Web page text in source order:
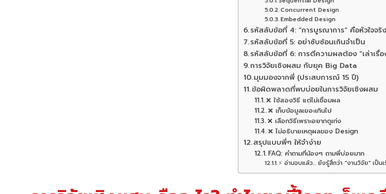
Concurrent Design
Embedded Design
รหัสลับข้อที่ 4: “การบูรณาการ” คือหัวใจจริ
รหัสลับข้อที่ 5: อย่าซับซ้อนเกินจำเป็น
รหัสลับข้อที่ 6: การตีความผลต้อง “เล่าเรื่อ
การวิจัยเชิงผสม กับยุค Big Data
มุมมองจากพี่ (ประสบการณ์ 15 ปี)
ข้อผิดพลาดที่พบบ่อยในการวิจัยเชิงผสม
❌ ใช้สองวิธี แต่ไม่เชื่อมผล
❌ เก็บข้อมูลเยอะเกินไป
❌ เลือกวิธีเพราะอยากดูเก่ง
❌ ไม่อธิบายเหตุผลของ Design
สรุปแบบพี่ๆ ให้จำง่าย
FAQ: คำถามที่น้องๆ ถามพี่บ่อยมาก
⚡ อ่านจบแล้ว... ยังรู้สึกว่า "งานวิจัย" เป็นเ